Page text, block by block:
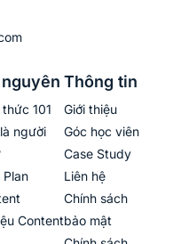
thức 101
người
Plan
Content
Thông tin
Giới thiệu
Góc học viên
Case Study
Liên hệ
Chính sách
bảo mật